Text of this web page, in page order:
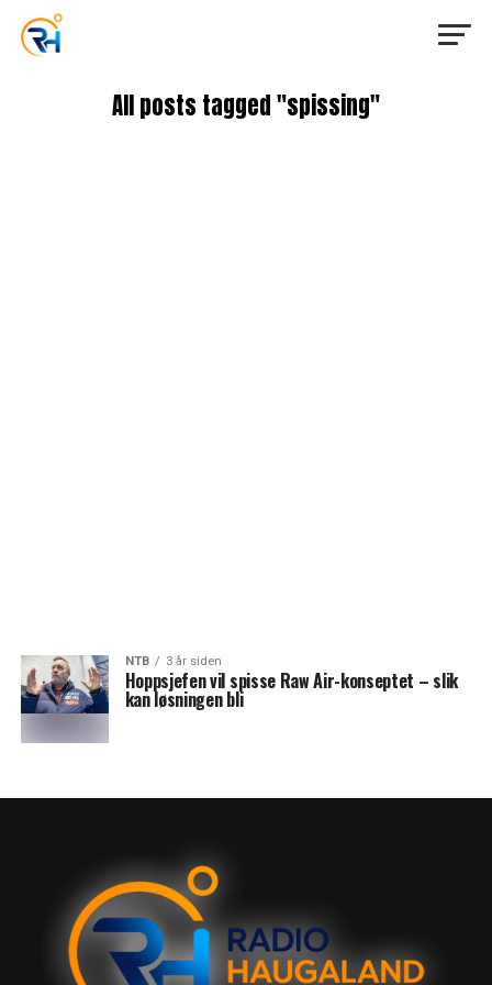
All posts tagged "spissing"
NTB 3 år siden
Hoppsjefen vil spisse Raw Air-konseptet – slik
kan løsningen bli